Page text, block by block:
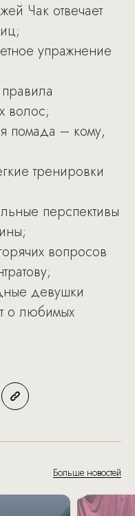
Чак отвечает
упражнение
волос;
помада – кому,
тренировки
перспективы
вопросов
девушки
о любимых
Больше новостей